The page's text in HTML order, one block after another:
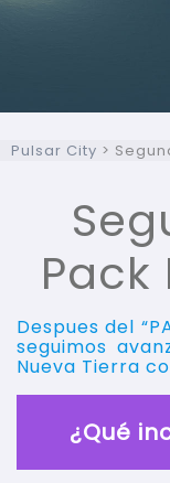
Pulsar City >
Pack
Despues del
seguimos
Nueva Tierra
¿Qué